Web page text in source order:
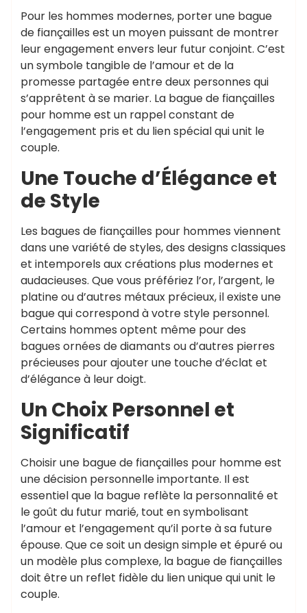
Pour les hommes modernes, porter une bague
de fiançailles est un moyen puissant de montrer
leur engagement envers leur futur conjoint. C’est
un symbole tangible de l’amour et de la
promesse partagée entre deux personnes qui
s’apprêtent à se marier. La bague de fiançailles
pour homme est un rappel constant de
l’engagement pris et du lien spécial qui unit le
couple.
Une Touche d’Élégance et
de Style
Les bagues de fiançailles pour hommes viennent
dans une variété de styles, des designs classiques
et intemporels aux créations plus modernes et
audacieuses. Que vous préfériez l’or, l’argent, le
platine ou d’autres métaux précieux, il existe une
bague qui correspond à votre style personnel.
Certains hommes optent même pour des
bagues ornées de diamants ou d’autres pierres
précieuses pour ajouter une touche d’éclat et
d’élégance à leur doigt.
Un Choix Personnel et
Significatif
Choisir une bague de fiançailles pour homme est
une décision personnelle importante. Il est
essentiel que la bague reflète la personnalité et
le goût du futur marié, tout en symbolisant
l’amour et l’engagement qu’il porte à sa future
épouse. Que ce soit un design simple et épuré ou
un modèle plus complexe, la bague de fiançailles
doit être un reflet fidèle du lien unique qui unit le
couple.